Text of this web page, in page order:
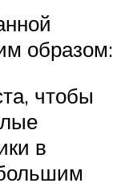
образом:
чтобы
в